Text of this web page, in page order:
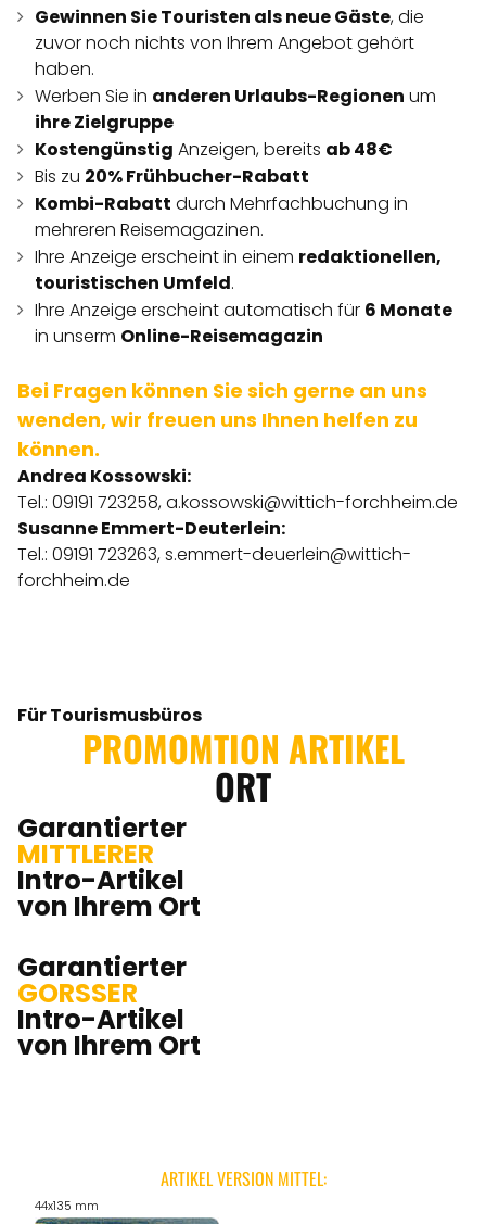
Gewinnen Sie Touristen als neue Gäste, die
zuvor noch nichts von Ihrem Angebot gehört
haben.
Werben Sie in anderen Urlaubs-Regionen um
ihre Zielgruppe
Kostengünstig Anzeigen, bereits ab 48€
Bis zu 20% Frühbucher-Rabatt
Kombi-Rabatt durch Mehrfachbuchung in
mehreren Reisemagazinen.
Ihre Anzeige erscheint in einem redaktionellen,
touristischen Umfeld.
Ihre Anzeige erscheint automatisch für 6 Monate
in unserm Online-Reisemagazin
Bei Fragen können Sie sich gerne an uns
wenden, wir freuen uns Ihnen helfen zu
können.
Andrea Kossowski:
Tel.: 09191 723258,a.kossowski@wittich-forchheim.de
Susanne Emmert-Deuterlein:
Tel.: 09191 723263,s.emmert-deuerlein@wittich-
forchheim.de
Für Tourismusbüros
PROMOMTION ARTIKEL
ORT
Garantierter
MITTLERER
Intro-Artikel
von Ihrem Ort
Garantierter
GORSSER
Intro-Artikel
von Ihrem Ort
ARTIKEL VERSION MITTEL:
44x135 mm